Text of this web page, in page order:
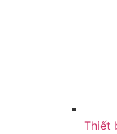
Thiết